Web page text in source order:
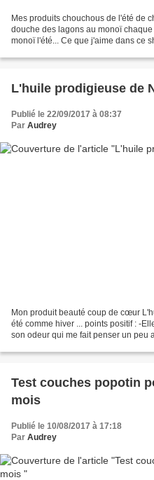
Mes produits chouchous de l'été de
douche des lagons au monoï
monoï l'été... Ce que j'aime dans ce
L'huile prodigieuse de
Publié le 22/09/2017 à 08:37
Par Audrey
Mon produit beauté coup de cœur
été comme hiver ... points positif : -
son odeur qui me fait penser un peu
Test couches popotin
mois
Publié le 10/08/2017 à 17:18
Par Audrey